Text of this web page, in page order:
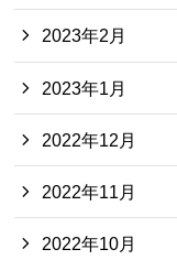
2023年2月
2023年1月
2022年12月
2022年11月
2022年10月